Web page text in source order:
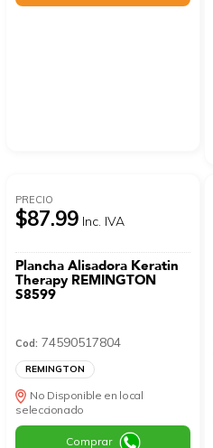
PRECIO
$87.99 Inc. IVA
Plancha Alisadora Keratin
Therapy REMINGTON
S8599
Cod: 74590517804
REMINGTON
No Disponible en local
seleccionado
Comprar